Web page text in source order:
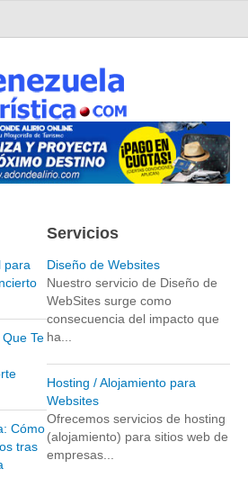
Los Roques
y Choroní
del Guácharo
de Tacarigua
de Coro
de Paria
Capanaparo
para
Te
Cómo
tras
Servicios
Diseño de Websites
Nuestro servicio de Diseño de
WebSites surge como
consecuencia del impacto que
ha...
Hosting / Alojamiento para
Websites
Ofrecemos servicios de hosting
(alojamiento) para sitios web de
empresas...